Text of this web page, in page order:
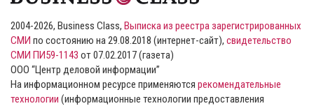
2004-2026, Business Class, Выписка из реестра зарегистрированных
СМИ по состоянию на 29.08.2018 (интернет-сайт), свидетельство
СМИ ПИ59-1143 от 07.02.2017 (газета)
ООО “Центр деловой информации”
На информационном ресурсе применяются рекомендательные
технологии (информационные технологии предоставления